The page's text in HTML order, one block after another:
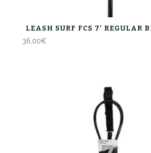
LEASH SURF FCS 7′ REGULAR
36,00€